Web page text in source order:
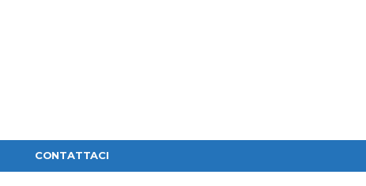
CONTATTACI